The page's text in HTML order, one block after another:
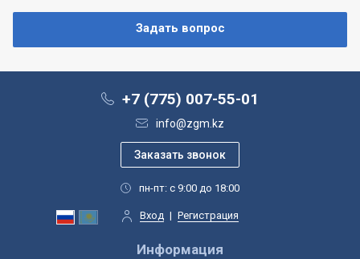
+7 (775) 007-55-01
info@zgm.kz
пн-пт: с 9:00 до 18:00
Вход | Регистрация
Информация